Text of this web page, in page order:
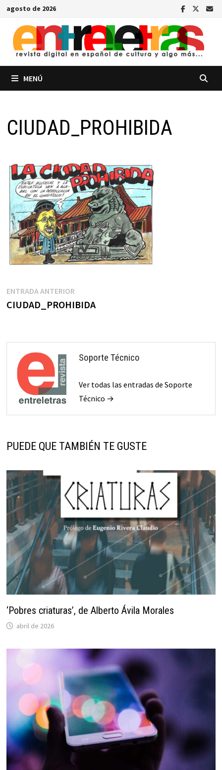
Saltar
contenido
agosto de 2026
MENÚ
CIUDAD_PROHIBIDA
Navegación
de
ENTRADA ANTERIOR
anterior:
CIUDAD_PROHIBIDA
Soporte Técnico
Ver todas las entradas de Soporte
Técnico →
PUEDE QUE TAMBIÉN TE GUSTE
‘Pobres criaturas’, de Alberto Ávila Morales
abril de 2026